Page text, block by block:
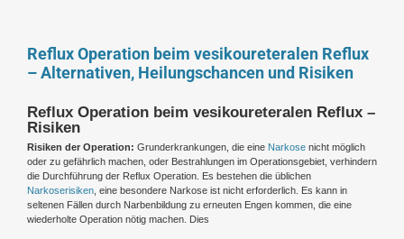
Reflux Operation beim vesikoureteralen Reflux
– Alternativen, Heilungschancen und Risiken
Reflux Operation beim vesikoureteralen Reflux –
Risiken
Risiken der Operation: Grunderkrankungen, die eine Narkose nicht möglich
oder zu gefährlich machen, oder Bestrahlungen im Operationsgebiet, verhindern
die Durchführung der Reflux Operation. Es bestehen die üblichen
Narkoserisiken , eine besondere Narkose ist nicht erforderlich. Es kann in
seltenen Fällen durch Narbenbildung zu erneuten Engen kommen, die eine
wiederholte Operation nötig machen. Dies